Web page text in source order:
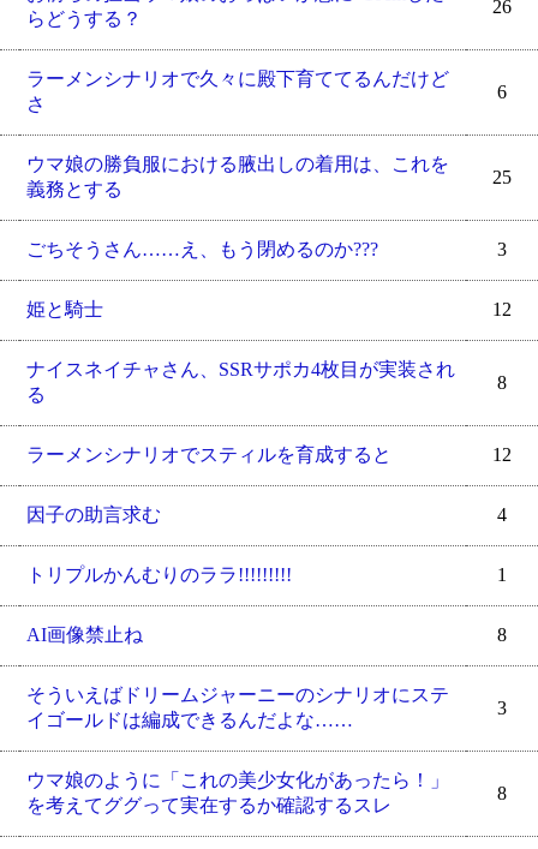
らどうする？
26
ラーメンシナリオで久々に殿下育ててるんだけど
さ
6
ウマ娘の勝負服における腋出しの着用は、これを
義務とする
25
ごちそうさん……え、もう閉めるのか??? 3
姫と騎士 12
ナイスネイチャさん、SSRサポカ4枚目が実装され
る
8
ラーメンシナリオでスティルを育成すると 12
因子の助言求む 4
トリプルかんむりのララ!!!!!!!!! 1
AI画像禁止ね 8
そういえばドリームジャーニーのシナリオにステ
イゴールドは編成できるんだよな……
3
ウマ娘のように「これの美少女化があったら！」
を考えてググって実在するか確認するスレ
8